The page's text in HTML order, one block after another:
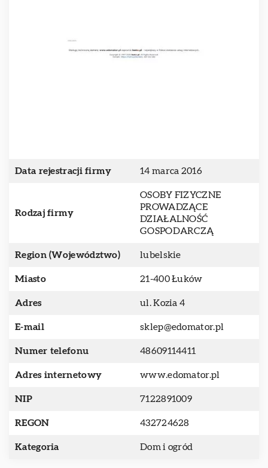
Data rejestracji firmy 14 marca 2016
Rodzaj firmy
OSOBY FIZYCZNE
PROWADZĄCE
DZIAŁALNOŚĆ
GOSPODARCZĄ
Region (Województwo) lubelskie
Miasto 21-400 Łuków
Adres ul. Kozia 4
E-mail sklep@edomator.pl
Numer telefonu 48609114411
Adres internetowy www.edomator.pl
NIP 7122891009
REGON 432724628
Kategoria Dom i ogród